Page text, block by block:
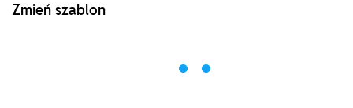
Zmień szablon